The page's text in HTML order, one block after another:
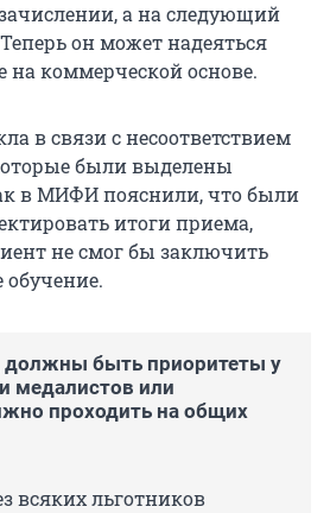
а на следующий
он может надеяться
на коммерческой основе.
в связи с несоответствием
были выделены
в МИФИ пояснили, что были
итоги приема,
не смог бы заключить
обучение.
должны быть приоритеты у
медалистов или
проходить на общих
всяких льготников